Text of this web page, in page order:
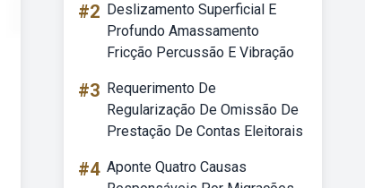
#2 Deslizamento Superficial E
Profundo Amassamento
Fricção Percussão E Vibração
#3 Requerimento De
Regularização De Omissão De
Prestação De Contas Eleitorais
#4 Aponte Quatro Causas